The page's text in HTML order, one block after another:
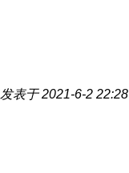
发表于 2021-6-2 22:28